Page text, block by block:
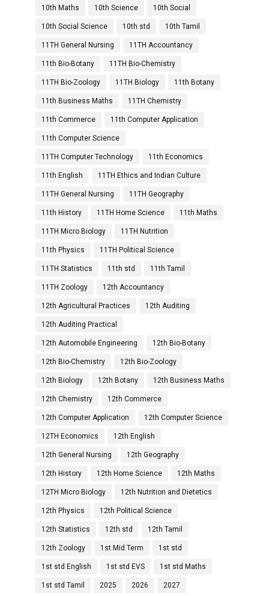
10th Maths 10th Science 10th Social
10th Social Science 10th std 10th Tamil
11TH General Nursing 11TH Accountancy
11th Bio-Botany 11TH Bio-Chemistry
11TH Bio-Zoology 11TH Biology 11th Botany
11th Business Maths 11TH Chemistry
11th Commerce 11th Computer Application
11th Computer Science
11TH Computer Technology 11th Economics
11th English 11TH Ethics and Indian Culture
11TH General Nursing 11TH Geography
11th History 11TH Home Science 11th Maths
11TH Micro Biology 11TH Nutrition
11th Physics 11TH Political Science
11TH Statistics 11th std 11th Tamil
11TH Zoology 12th Accountancy
12th Agricultural Practices 12th Auditing
12th Auditing Practical
12th Automobile Engineering 12th Bio-Botany
12th Bio-Chemistry 12th Bio-Zoology
12th Biology 12th Botany 12th Business Maths
12th Chemistry 12th Commerce
12th Computer Application 12th Computer Science
12TH Economics 12th English
12th General Nursing 12th Geography
12th History 12th Home Science 12th Maths
12TH Micro Biology 12th Nutrition and Dietetics
12th Physics 12th Political Science
12th Statistics 12th std 12th Tamil
12th Zoology 1st Mid Term 1st std
1st std English 1st std EVS 1st std Maths
1st std Tamil 2025 2026 2027